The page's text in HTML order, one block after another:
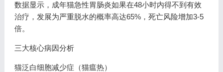
数据显示，成年猫急性胃肠炎如果在48小时内得不到有效
治疗，发展为严重脱水的概率高达65%，死亡风险增加3-5
倍。
三大核心病因分析
猫泛白细胞减少症（猫瘟热）